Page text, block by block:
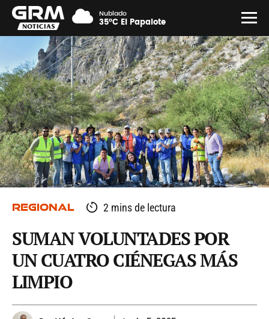
Nublado
35°C El Papalote
REGIONAL 2 mins de lectura
SUMAN VOLUNTADES POR
UN CUATRO CIÉNEGAS MÁS
LIMPIO